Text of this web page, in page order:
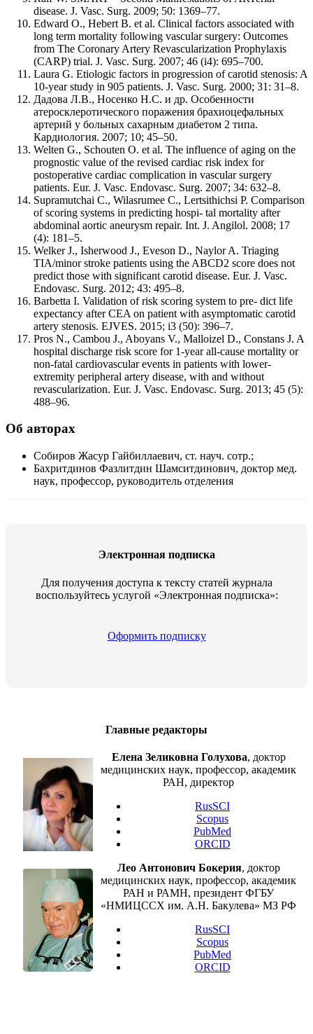
disease. J. Vasc. Surg. 2009; 50: 1369–77.
Edward O., Hebert B. et al. Clinical factors associated with
long term mortality following vascular surgery: Outcomes
from The Coronary Artery Revascularization Prophylaxis
(CARP) trial. J. Vasc. Surg. 2007; 46 (i4): 695–700.
Laura G. Etiologic factors in progression of carotid stenosis: A
10-year study in 905 patients. J. Vasc. Surg. 2000; 31: 31–8.
Дадова Л.В., Носенко Н.С. и др. Особенности
атеросклеротического поражения брахиоцефальных
артерий у больных сахарным диабетом 2 типа.
Кардиология. 2007; 10; 45–50.
Welten G., Schouten O. et al. The influence of aging on the
prognostic value of the revised cardiac risk index for
postoperative cardiac complication in vascular surgery
patients. Eur. J. Vasc. Endovasc. Surg. 2007; 34: 632–8.
Supramutchai C., Wilasrumee C., Lertsithichsi P. Comparison
of scoring systems in predicting hospi- tal mortality after
abdominal aortic aneurysm repair. Int. J. Angilol. 2008; 17
(4): 181–5.
Welker J., Isherwood J., Eveson D., Naylor A. Triaging
TIA/minor stroke patients using the ABCD2 score does not
predict those with significant carotid disease. Eur. J. Vasc.
Endovasc. Surg. 2012; 43: 495–8.
Barbetta I. Validation of risk scoring system to pre- dict life
expectancy after CEA on patient with asymptomatic carotid
artery stenosis. EJVES. 2015; i3 (50): 396–7.
Pros N., Cambou J., Aboyans V., Malloizel D., Constans J. A
hospital discharge risk score for 1-year all-cause mortality or
non-fatal cardiovascular events in patients with lower-
extremity peripheral artery disease, with and without
revascularization. Eur. J. Vasc. Endovasc. Surg. 2013; 45 (5):
488–96.
Об авторах
Собиров Жасур Гайбиллаевич, ст. науч. сотр.;
Бахритдинов Фазлитдин Шамситдинович, доктор мед.
наук, профессор, руководитель отделения
Электронная подписка
Для получения доступа к тексту статей журнала
воспользуйтесь услугой «Электронная подписка»:
Оформить подписку
Главные редакторы
Елена Зеликовна Голухова, доктор
медицинских наук, профессор, академик
РАН, директор
RusSCI
Scopus
PubMed
ORCID
Лео Антонович Бокерия, доктор
медицинских наук, профессор, академик
РАН и РАМН, президент ФГБУ
«НМИЦССХ им. А.Н. Бакулева» МЗ РФ
RusSCI
Scopus
PubMed
ORCID